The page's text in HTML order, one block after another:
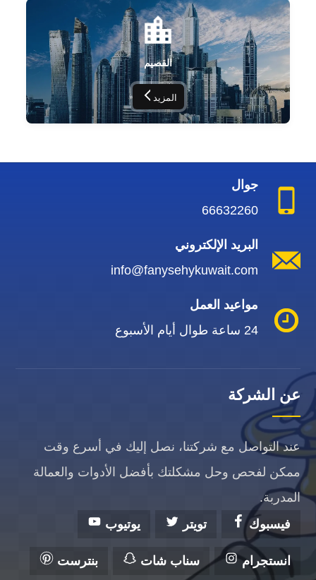
القصيم
المزيد
جوال
66632260
البريد الإلكتروني
info@fanysehykuwait.com
مواعيد العمل
24 ساعة طوال أيام الأسبوع
عن الشركة
عند التواصل مع شركتنا، نصل إليك في أسرع وقت
ممكن لفحص وحل مشكلتك بأفضل الأدوات والعمالة
المدربة.
فيسبوك
تويتر يوتيوب
انستجرام سناب شات بنترست